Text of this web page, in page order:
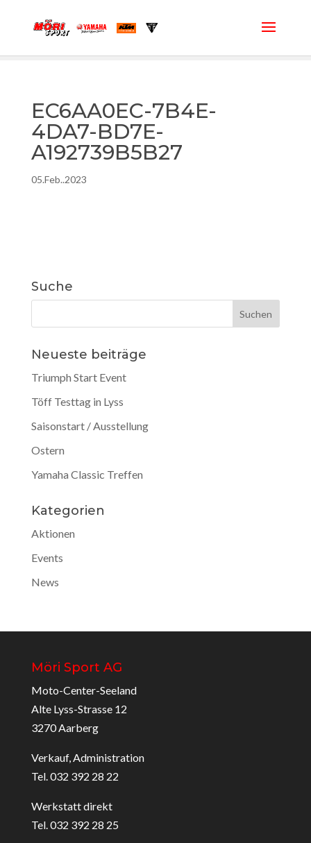
EC6AA0EC-7B4E-
4DA7-BD7E-
A192739B5B27
05.Feb..2023
Suche
Neueste beiträge
Triumph Start Event
Töff Testtag in Lyss
Saisonstart / Ausstellung
Ostern
Yamaha Classic Treffen
Kategorien
Aktionen
Events
News
Möri Sport AG
Moto-Center-Seeland
Alte Lyss-Strasse 12
3270 Aarberg
Verkauf, Administration
Tel. 032 392 28 22
Werkstatt direkt
Tel. 032 392 28 25